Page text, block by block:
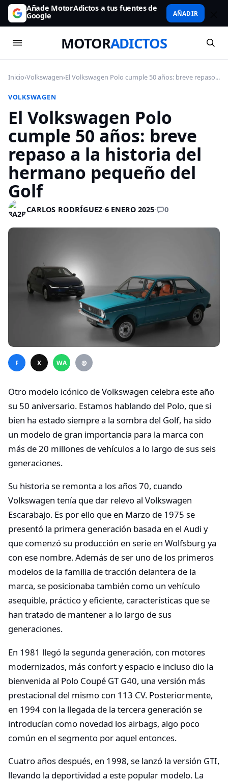
Añade MotorAdictos a tus fuentes de
Google AÑADIR
MOTORADICTOS
Inicio›Volkswagen›El Volkswagen Polo cumple 50 años: breve repaso...
VOLKSWAGEN
El Volkswagen Polo
cumple 50 años: breve
repaso a la historia del
hermano pequeño del
Golf
CARLOS RODRÍGUEZ·6 ENERO 2025· 0
F X WA @
Otro modelo icónico de Volkswagen celebra este año
su 50 aniversario. Estamos hablando del Polo, que si
bien ha estado siempre a la sombra del Golf, ha sido
un modelo de gran importancia para la marca con
más de 20 millones de vehículos a lo largo de sus seis
generaciones.
Su historia se remonta a los años 70, cuando
Volkswagen tenía que dar relevo al Volkswagen
Escarabajo. Es por ello que en Marzo de 1975 se
presentó la primera generación basada en el Audi y
que comenzó su producción en serie en Wolfsburg ya
con ese nombre. Además de ser uno de los primeros
modelos de la familia de tracción delantera de la
marca, se posicionaba también como un vehículo
asequible, práctico y eficiente, características que se
han tratado de mantener a lo largo de sus
generaciones.
En 1981 llegó la segunda generación, con motores
modernizados, más confort y espacio e incluso dio la
bienvenida al Polo Coupé GT G40, una versión más
prestacional del mismo con 113 CV. Posteriormente,
en 1994 con la llegada de la tercera generación se
introducían como novedad los airbags, algo poco
común en el segmento por aquel entonces.
Cuatro años después, en 1998, se lanzó la versión GTI,
llevando la deportividad a este popular modelo. La